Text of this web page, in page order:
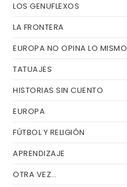
LOS GENUFLEXOS
LA FRONTERA
EUROPA NO OPINA LO MISMO
TATUAJES
HISTORIAS SIN CUENTO
EUROPA
FÚTBOL Y RELIGIÓN
APRENDIZAJE
OTRA VEZ…